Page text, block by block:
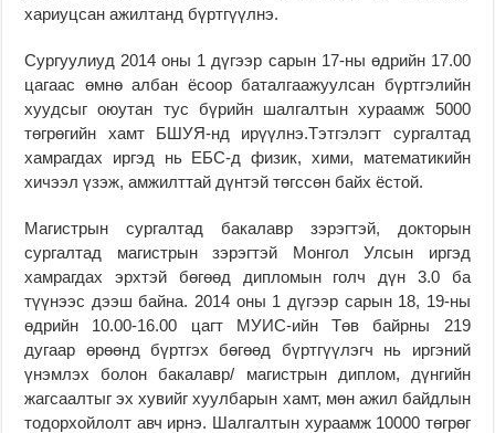
хариуцсан ажилтанд бүртгүүлнэ.
Сургуулиуд 2014 оны 1 дүгээр сарын 17-ны өдрийн 17.00
цагаас өмнө албан ёсоор баталгаажуулсан бүртгэлийн
хуудсыг оюутан тус бүрийн шалгалтын хураамж 5000
төгрөгийн хамт БШУЯ-нд ирүүлнэ.Тэтгэлэгт сургалтад
хамрагдах иргэд нь ЕБС-д физик, хими, математикийн
хичээл үзэж, амжилттай дүнтэй төгссөн байх ёстой.
Магистрын сургалтад бакалавр зэрэгтэй, докторын
сургалтад магистрын зэрэгтэй Монгол Улсын иргэд
хамрагдах эрхтэй бөгөөд дипломын голч дүн 3.0 ба
түүнээс дээш байна. 2014 оны 1 дүгээр сарын 18, 19-ны
өдрийн 10.00-16.00 цагт МУИС-ийн Төв байрны 219
дугаар өрөөнд бүртгэх бөгөөд бүртгүүлэгч нь иргэний
үнэмлэх болон бакалавр/ магистрын диплом, дүнгийн
жагсаалтыг эх хувийг хуулбарын хамт, мөн ажил байдлын
тодорхойлолт авч ирнэ. Шалгалтын хураамж 10000 төгрөг